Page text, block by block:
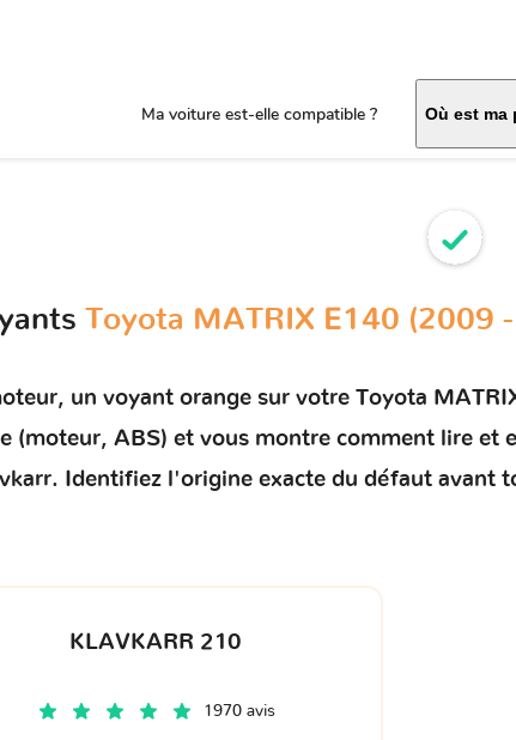
Ma voiture est-elle compatible ? Où est ma
Toyota MATRIX E140 (2009
, un voyant orange sur votre Toyota
(moteur, ABS) et vous montre comment lire et
Identifiez l'origine exacte du défaut avant
KLAVKARR 210
1970 avis